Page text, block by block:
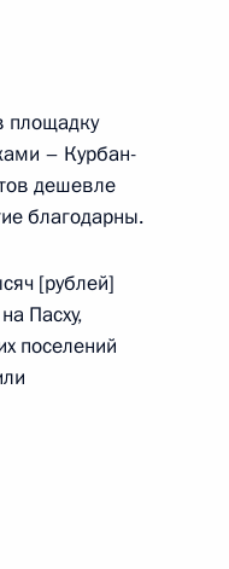
площадку
– Курбан-
дешевле
благодарны.
[рублей]
Пасху,
поселений